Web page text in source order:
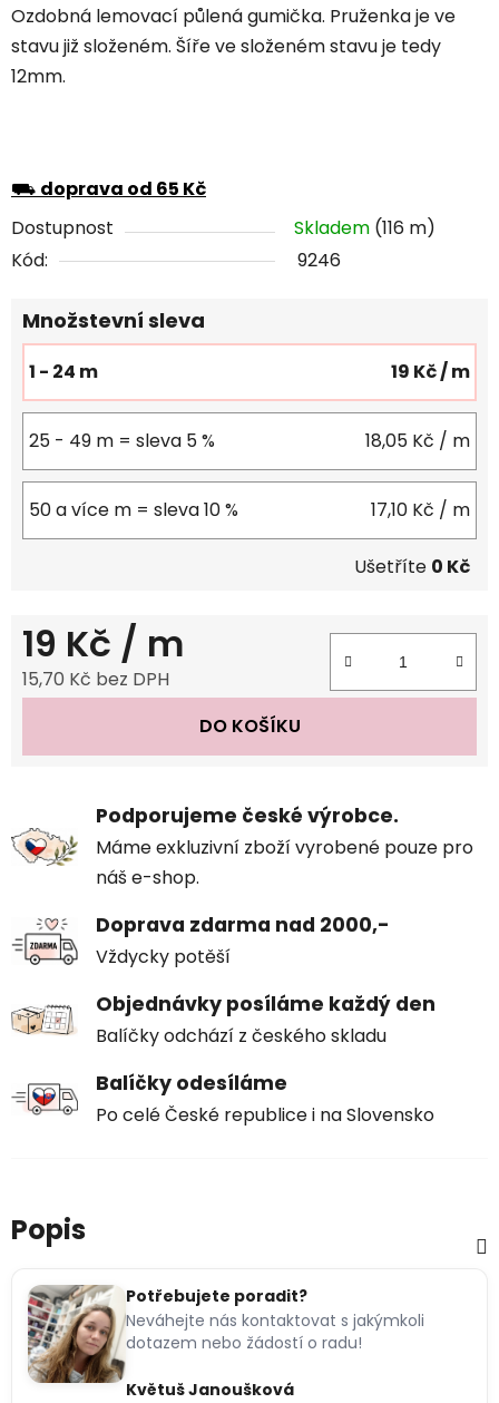
Ozdobná lemovací půlená gumička. Pruženka je ve
stavu již složeném. Šíře ve složeném stavu je tedy
12mm.
⛟ doprava od 65 Kč
Dostupnost
Skladem (116 m)
Kód:
9246
Množstevní sleva
1 - 24 m 19 Kč/ m
25 - 49 m = sleva 5 % 18,05 Kč / m
50 a více m = sleva 10 % 17,10 Kč / m
Ušetříte 0 Kč
19 Kč / m
15,70 Kč bez DPH
DO KOŠÍKU
Podporujeme české výrobce.
Máme exkluzivní zboží vyrobené pouze pro
náš e-shop.
Doprava zdarma nad 2000,-
Vždycky potěší
Objednávky posíláme každý den
Balíčky odchází z českého skladu
Balíčky odesíláme
Po celé České republice i na Slovensko
Popis
Potřebujete poradit?
Neváhejte nás kontaktovat s jakýmkoli
dotazem nebo žádostí o radu!
Květuš Janoušková